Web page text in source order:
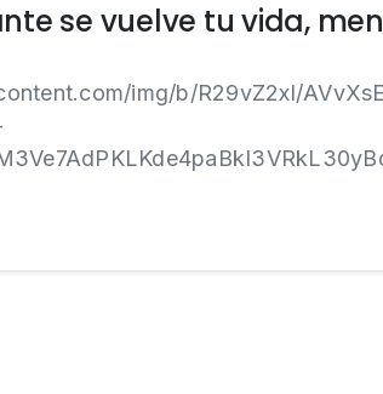
se vuelve tu vida,
img/b/R29vZ2xl/